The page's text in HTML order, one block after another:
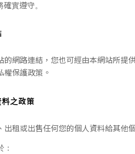
實遵守。
的網路連結，您也可經由本網站所
保護政策。
之政策
租或出售任何您的個人資料給其他